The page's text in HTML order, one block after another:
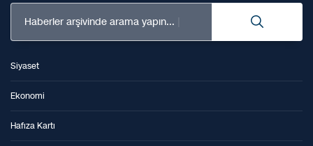
Haberler arşivinde arama yapın...
Siyaset
Ekonomi
Hafıza Kartı